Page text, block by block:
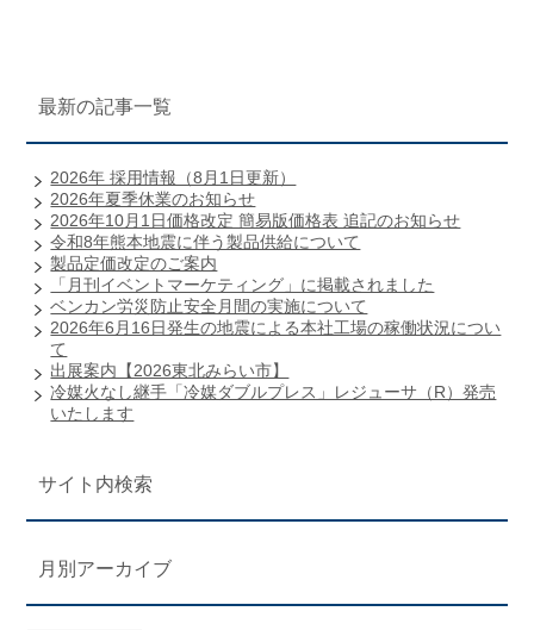
最新の記事一覧
2026年 採用情報（8月1日更新）
2026年夏季休業のお知らせ
2026年10月1日価格改定 簡易版価格表 追記のお知らせ
令和8年熊本地震に伴う製品供給について
製品定価改定のご案内
「月刊イベントマーケティング」に掲載されました
ベンカン労災防止安全月間の実施について
2026年6月16日発生の地震による本社工場の稼働状況につい
て
出展案内【2026東北みらい市】
冷媒火なし継手「冷媒ダブルプレス」レジューサ（R）発売
いたします
サイト内検索
月別アーカイブ